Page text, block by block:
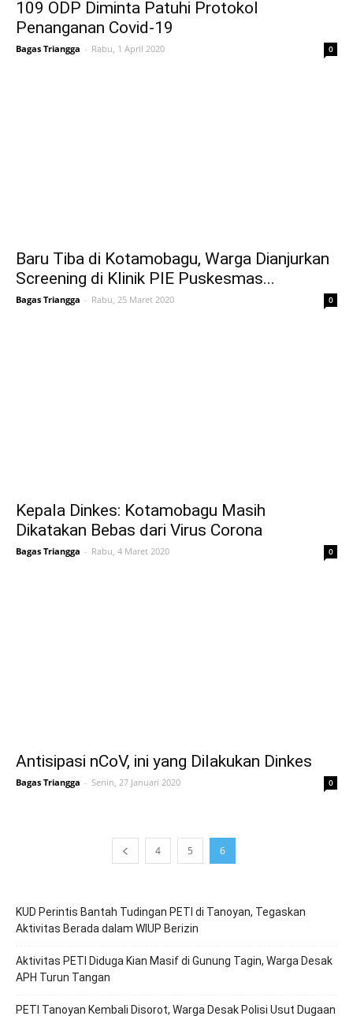
109 ODP Diminta Patuhi Protokol
Penanganan Covid-19
Bagas Triangga - Rabu, 1 April 2020 0
Baru Tiba di Kotamobagu, Warga Dianjurkan
Screening di Klinik PIE Puskesmas...
Bagas Triangga - Rabu, 25 Maret 2020 0
Kepala Dinkes: Kotamobagu Masih
Dikatakan Bebas dari Virus Corona
Bagas Triangga - Rabu, 4 Maret 2020 0
Antisipasi nCoV, ini yang Dilakukan Dinkes
Bagas Triangga - Senin, 27 Januari 2020 0
4 5 6
KUD Perintis Bantah Tudingan PETI di Tanoyan, Tegaskan
Aktivitas Berada dalam WIUP Berizin
Aktivitas PETI Diduga Kian Masif di Gunung Tagin, Warga Desak
APH Turun Tangan
PETI Tanoyan Kembali Disorot, Warga Desak Polisi Usut Dugaan